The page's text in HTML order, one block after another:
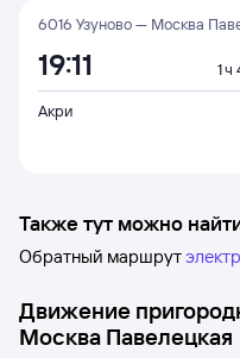
6016 Узуново — Москва
19:11 1
Акри
Также тут можно
Обратный маршрут
Движение
Москва Павелецкая